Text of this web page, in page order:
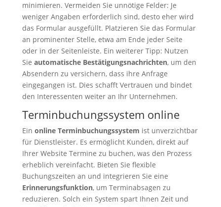
minimieren. Vermeiden Sie unnötige Felder: Je
weniger Angaben erforderlich sind, desto eher wird
das Formular ausgefüllt. Platzieren Sie das Formular
an prominenter Stelle, etwa am Ende jeder Seite
oder in der Seitenleiste. Ein weiterer Tipp: Nutzen
Sie automatische Bestätigungsnachrichten, um den
Absendern zu versichern, dass ihre Anfrage
eingegangen ist. Dies schafft Vertrauen und bindet
den Interessenten weiter an Ihr Unternehmen.
Terminbuchungssystem online
Ein online Terminbuchungssystem ist unverzichtbar
für Dienstleister. Es ermöglicht Kunden, direkt auf
Ihrer Website Termine zu buchen, was den Prozess
erheblich vereinfacht. Bieten Sie flexible
Buchungszeiten an und integrieren Sie eine
Erinnerungsfunktion, um Terminabsagen zu
reduzieren. Solch ein System spart Ihnen Zeit und